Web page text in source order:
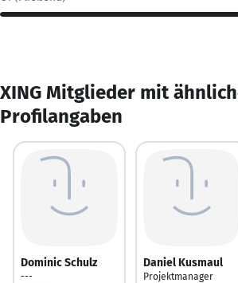
XING Mitglieder mit
Profilangaben
Dominic Schulz
---
Daniel Kusmaul
Projektmanager